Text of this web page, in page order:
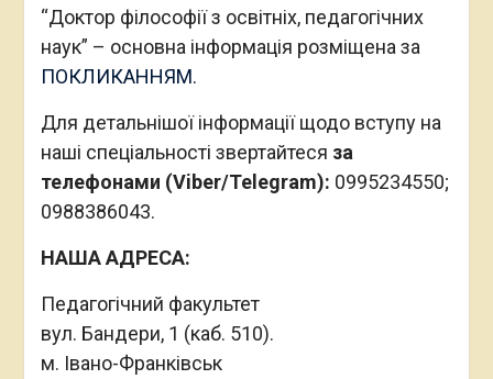
“Доктор філософії з освітніх, педагогічних
наук” – основна інформація розміщена за
ПОКЛИКАННЯМ.
Для детальнішої інформації щодо вступу на
наші спеціальності звертайтеся за
телефонами (Viber/Telegram): 0995234550;
0988386043.
НАША АДРЕСА:
Педагогічний факультет
вул. Бандери, 1 (каб. 510).
м. Івано-Франківськ